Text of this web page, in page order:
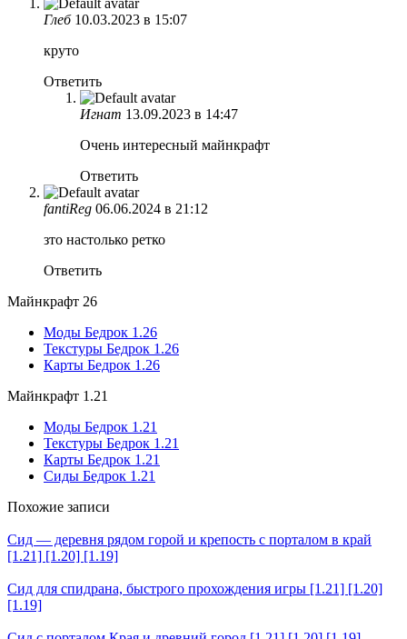
Глеб 10.03.2023 в 15:07
круто
Ответить
Игнат 13.09.2023 в 14:47
Очень интересный майнкрафт
Ответить
fantiReg 06.06.2024 в 21:12
зто настолько ретко
Ответить
Майнкрафт 26
Моды Бедрок 1.26
Текстуры Бедрок 1.26
Карты Бедрок 1.26
Майнкрафт 1.21
Моды Бедрок 1.21
Текстуры Бедрок 1.21
Карты Бедрок 1.21
Сиды Бедрок 1.21
Похожие записи
Cид — деревня рядом горой и крепость c порталом в край
[1.21] [1.20] [1.19]
Сид для спидрана, быстрого прохождения игры [1.21] [1.20]
[1.19]